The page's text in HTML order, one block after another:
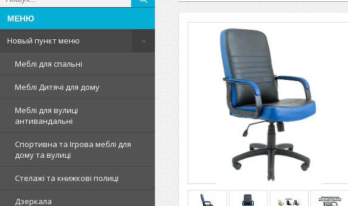
Новый пункт меню
Меблі для спальні
Меблі Дитячі для дому
Меблі для вулиці
антивандальні
Спортивна та Ігрова меблі для
дому та вулиці
Стелажі та книжкові полиці
Дзеркала